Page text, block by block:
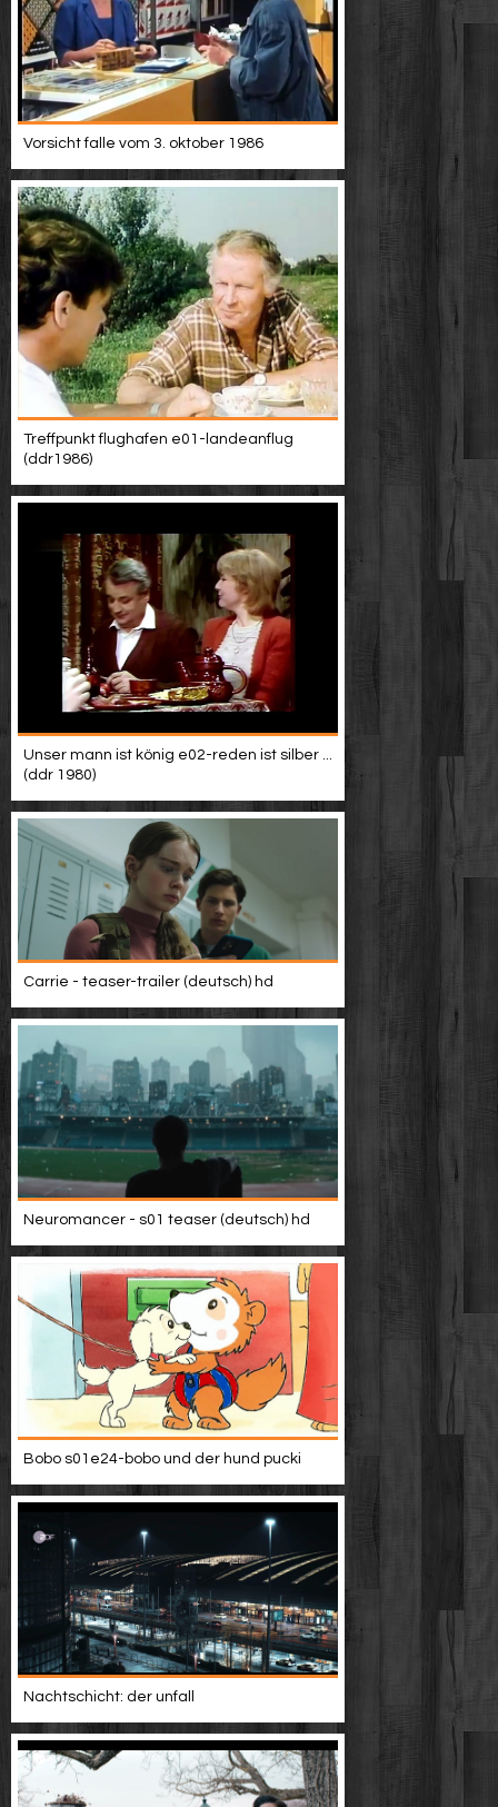
Vorsicht falle vom 3. oktober 1986
Treffpunkt flughafen e01-landeanflug
(ddr1986)
Unser mann ist könig e02-reden ist silber ...
(ddr 1980)
Carrie - teaser-trailer (deutsch) hd
Neuromancer - s01 teaser (deutsch) hd
Bobo s01e24-bobo und der hund pucki
Nachtschicht: der unfall